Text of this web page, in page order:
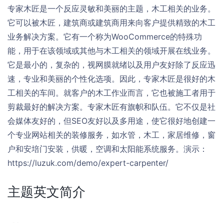
专家木匠是一个反应灵敏和美丽的主题，木工相关的业务。
它可以被木匠，建筑商或建筑商用来向客户提供精致的木工
业务解决方案。它有一个称为WooCommerce的特殊功
能，用于在该领域或其他与木工相关的领域开展在线业务。
它是最小的，复杂的，视网膜就绪以及用户友好除了反应迅
速，专业和美丽的个性化选项。因此，专家木匠是很好的木
工相关的车间。就客户的木工作业而言，它也被施工者用于
剪裁最好的解决方案。专家木匠有旗帜和队伍。它不仅是社
会媒体友好的，但SEO友好以及多用途，使它很好地创建一
个专业网站相关的装修服务，如水管，木工，家居维修，窗
户和安培门安装，供暖，空调和太阳能系统服务。演示：
https://luzuk.com/demo/expert-carpenter/
主题英文简介